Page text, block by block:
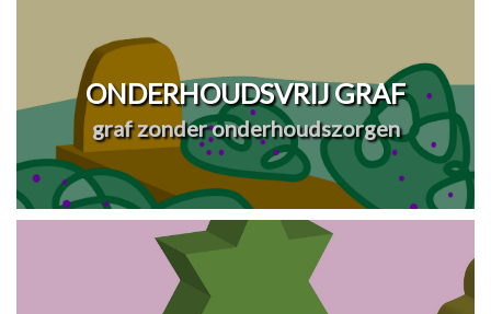
ONDERHOUDSVRIJ GRAF
graf zonder onderhoudszorgen